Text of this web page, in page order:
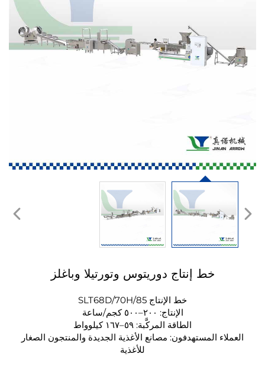
خط إنتاج دوريتوس وتورتيلا وباغلز
خط الإنتاج SLT68D/70H/85
الإنتاج: ٢٠٠–٥٠٠ كجم/ساعة
الطاقة المركَّبة: ٥٩–١٦٧ كيلوواط
العملاء المستهدفون: مصانع الأغذية الجديدة والمنتجون الصغار
للأغذية